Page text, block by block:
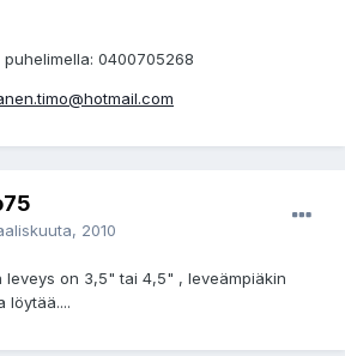
0400705268
2010
leveys on 3,5" tai 4,5" , leveämpiäkin
löytää....